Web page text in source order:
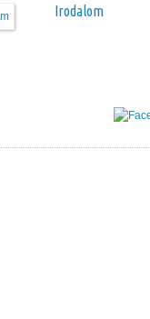
Irodalom